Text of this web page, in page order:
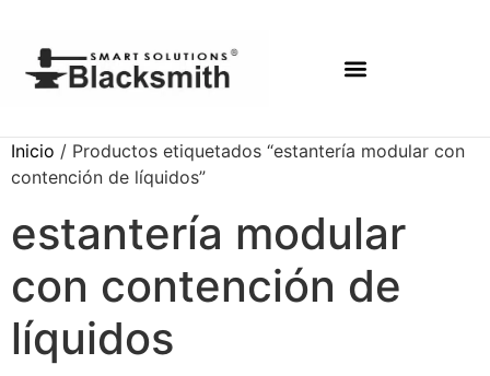
Inicio / Productos etiquetados “estantería modular con
contención de líquidos”
estantería modular
con contención de
líquidos